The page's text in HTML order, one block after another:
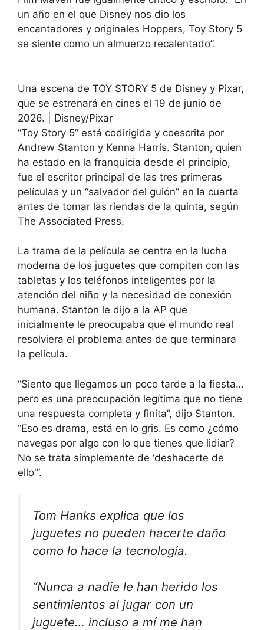
un año en el que Disney nos dio los
encantadores y originales Hoppers, Toy Story 5
se siente como un almuerzo recalentado”.
Una escena de TOY STORY 5 de Disney y Pixar,
que se estrenará en cines el 19 de junio de
2026.
| Disney/Pixar
“Toy Story 5” está codirigida y coescrita por
Andrew Stanton y Kenna Harris. Stanton, quien
ha estado en la franquicia desde el principio,
fue el escritor principal de las tres primeras
películas y un “salvador del guión” en la cuarta
antes de tomar las riendas de la quinta, según
The Associated Press.
La trama de la película se centra en la lucha
moderna de los juguetes que compiten con las
tabletas y los teléfonos inteligentes por la
atención del niño y la necesidad de conexión
humana. Stanton le dijo a la AP que
inicialmente le preocupaba que el mundo real
resolviera el problema antes de que terminara
la película.
“Siento que llegamos un poco tarde a la fiesta…
pero es una preocupación legítima que no tiene
una respuesta completa y finita”, dijo Stanton.
“Eso es drama, está en lo gris. Es como ¿cómo
navegas por algo con lo que tienes que lidiar?
No se trata simplemente de ‘deshacerte de
ello'”.
Tom Hanks explica que los
juguetes no pueden hacerte daño
como lo hace la tecnología.
“Nunca a nadie le han herido los
sentimientos al jugar con un
juguete… incluso a mí me han